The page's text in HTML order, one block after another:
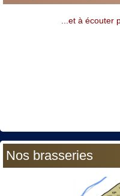
...et à écouter
Nos brasseries